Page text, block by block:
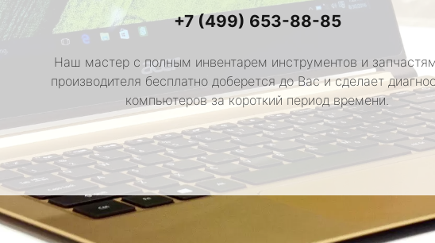
+7 (499) 653-88-85
Наш мастер с полным инвентарем инструментов и
производителя бесплатно доберется до Вас и сделает
компьютеров за короткий период времени.